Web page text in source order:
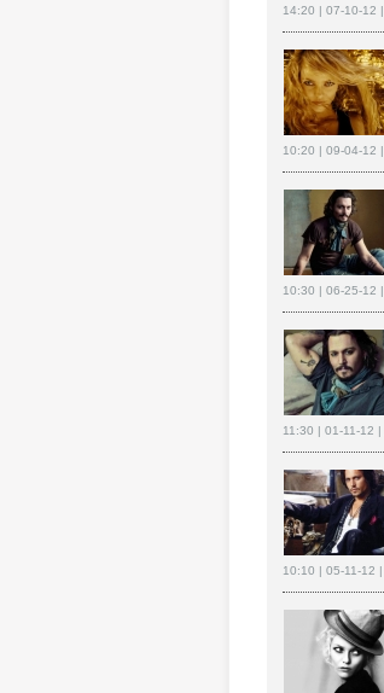
14:20 | 07-10-12 |
10:20 | 09-04-12 |
10:30 | 06-25-12 |
11:30 | 01-11-12 |
10:10 | 05-11-12 |